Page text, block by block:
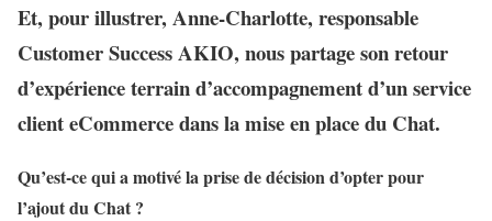
Et, pour illustrer, Anne-Charlotte, responsable
Customer Success AKIO, nous partage son retour
d’expérience terrain d’accompagnement d’un service
client eCommerce dans la mise en place du Chat.
Qu’est-ce qui a motivé la prise de décision d’opter pour
l’ajout du Chat ?